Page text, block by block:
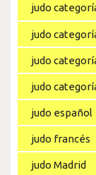
judo
judo
judo
judo
judo español
judo francés
judo Madrid